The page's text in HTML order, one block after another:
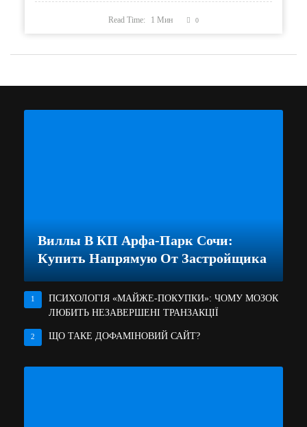
Read Time: 1Мин 0
Виллы В КП Арфа-Парк Сочи:
Купить Напрямую От Застройщика
1
ПСИХОЛОГІЯ «МАЙЖЕ-ПОКУПКИ»: ЧОМУ МОЗОК
ЛЮБИТЬ НЕЗАВЕРШЕНІ ТРАНЗАКЦІЇ
2 ЩО ТАКЕ ДОФАМІНОВИЙ САЙТ?